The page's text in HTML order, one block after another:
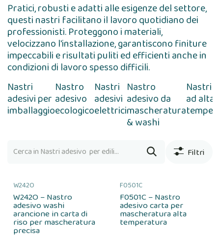
Pratici, robusti e adatti alle esigenze del settore,
questi nastri facilitano il lavoro quotidiano dei
professionisti. Proteggono i materiali,
velocizzano l'installazione, garantiscono finiture
impeccabili e risultati puliti ed efficienti anche in
condizioni di lavoro spesso difficili.
Nastri
adesivi per
imballaggio
Nastro
adesivo
ecologico
Nastri
adesivi
elettrici
Nastro
adesivo da
mascheratura
& washi
Nastri
ad alta
Filtri
W242O
W242O – Nastro
adesivo washi
arancione in carta di
riso per mascheratura
precisa
F0501C
F0501C – Nastro
adesivo carta per
mascheratura alta
temperatura